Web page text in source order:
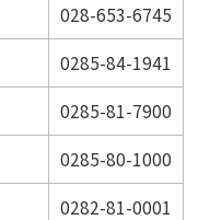
028-653-6745
0285-84-1941
0285-81-7900
0285-80-1000
0282-81-0001